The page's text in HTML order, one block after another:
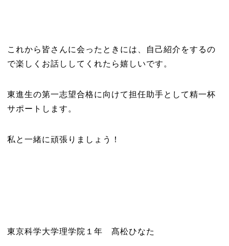
これから皆さんに会ったときには、自己紹介をするの
で楽しくお話ししてくれたら嬉しいです。
東進生の第一志望合格に向けて担任助手として精一杯
サポートします。
私と一緒に頑張りましょう！
東京科学大学理学院１年 髙松ひなた